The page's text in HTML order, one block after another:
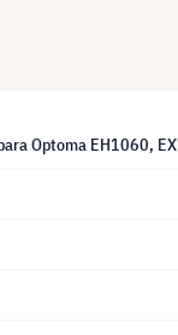
Optoma EH1060,